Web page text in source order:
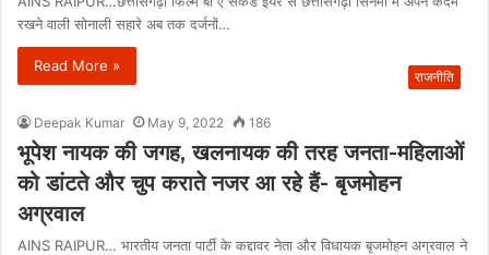
रखने वाली सोनाली सहारे अब तक दर्जनों…
Read More »
राजनीति
Deepak Kumar May 9, 2022 186
भूपेश नायक की जगह, खलनायक की तरह जनता-महिलाओं
को डांटते और चुप कराते नजर आ रहे हैं- बृजमोहन
अग्रवाल
AINS RAIPUR… भारतीय जनता पार्टी के कद्दावर नेता और विधायक बृजमोहन अग्रवाल ने